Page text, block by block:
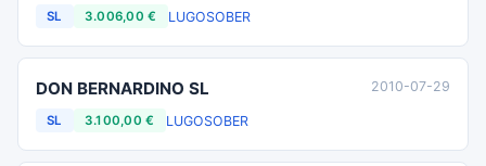
SL 3.006,00 € LUGOSOBER
DON BERNARDINO SL
SL 3.100,00 € LUGOSOBER
2010-07-29